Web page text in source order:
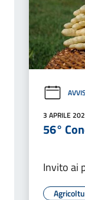
3 APRILE
56°
Invito ai